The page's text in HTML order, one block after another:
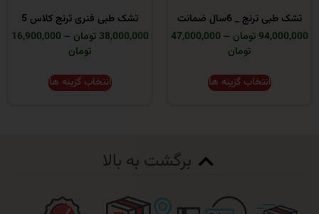
_ 6سال ضمانت
–
47,000,000
انتخاب گزینه ها
تشک طبی فنری ترنج کلاس 5
38,000,000 تومان
–
16,900,000
انتخاب گزینه ها
برگشت به بالا